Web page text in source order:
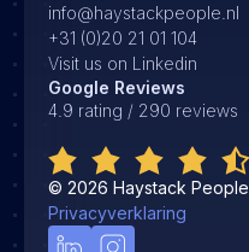
info@haystackpeople.nl
+31 (0)20 21 01 104
Visit us on Linkedin
Google Reviews
4.9 rating / 290 reviews
© 2026 Haystack People
Privacyverklaring